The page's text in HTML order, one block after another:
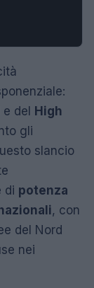
e del High
gli
slancio
di potenza
, con
del Nord
nei